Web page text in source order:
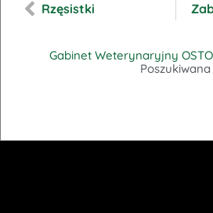
Rzęsistki
Gabinet Weterynaryjny
Poszukiwana